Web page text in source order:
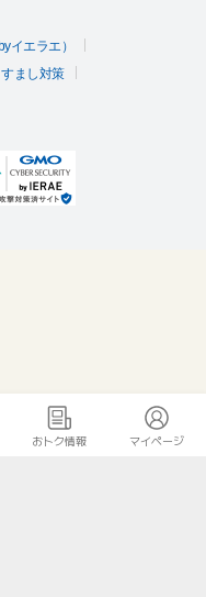
イエラエ）
まし対策
おトク情報 マイページ